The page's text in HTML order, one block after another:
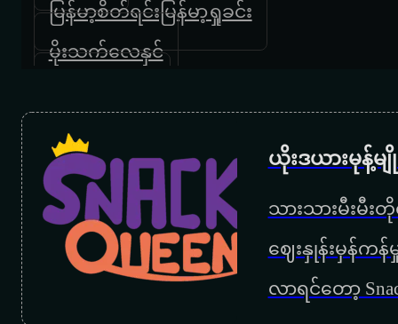
မြန်မာ့စိတ်ရင်းမြန်မာ့ရှုခင်း
မိုးသက်လေနှင်
ယိုးဒယားမုန့်
သားသားမီးမီး
ဈေးနှုန်းမှန်က
လာရင်တော့